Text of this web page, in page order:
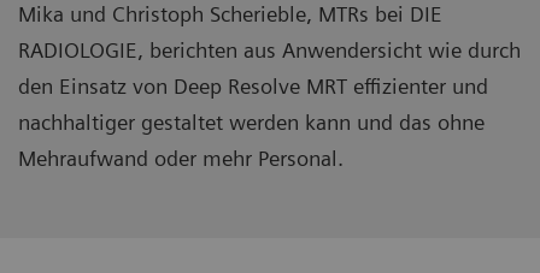
Mika und Christoph Scherieble, MTRs bei DIE
RADIOLOGIE, berichten aus Anwendersicht wie durch
den Einsatz von Deep Resolve MRT effizienter und
nachhaltiger gestaltet werden kann und das ohne
Mehraufwand oder mehr Personal.